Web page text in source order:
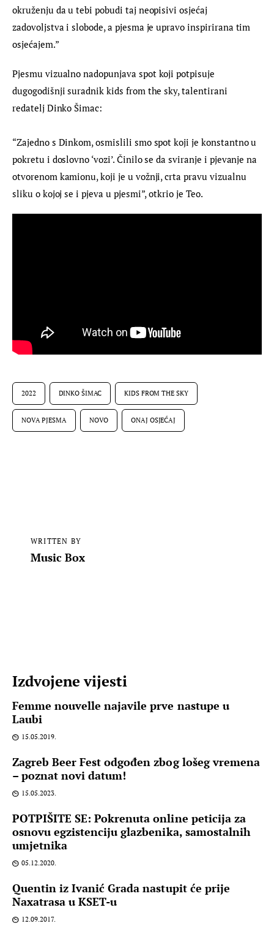
okruženju da u tebi pobudi taj neopisivi osjećaj
zadovoljstva i slobode, a pjesma je upravo inspirirana tim
osjećajem.”
Pjesmu vizualno nadopunjava spot koji potpisuje
dugogodišnji suradnik kids from the sky, talentirani
redatelj Dinko Šimac:
“Zajedno s Dinkom, osmislili smo spot koji je konstantno u
pokretu i doslovno ‘vozi’. Činilo se da sviranje i pjevanje na
otvorenom kamionu, koji je u vožnji, crta pravu vizualnu
sliku o kojoj se i pjeva u pjesmi”, otkrio je Teo.
2022 DINKO ŠIMAC KIDS FROM THE SKY
NOVA PJESMA NOVO ONAJ OSJEĆAJ
WRITTEN BY
Music Box
Izdvojene vijesti
Femme nouvelle najavile prve nastupe u
Laubi
15.05.2019.
Zagreb Beer Fest odgođen zbog lošeg vremena
– poznat novi datum!
15.05.2023.
POTPIŠITE SE: Pokrenuta online peticija za
osnovu egzistenciju glazbenika, samostalnih
umjetnika
05.12.2020.
Quentin iz Ivanić Grada nastupit će prije
Naxatrasa u KSET-u
12.09.2017.